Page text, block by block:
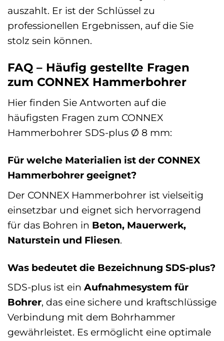
auszahlt. Er ist der Schlüssel zu
professionellen Ergebnissen, auf die Sie
stolz sein können.
FAQ – Häufig gestellte Fragen
zum CONNEX Hammerbohrer
Hier finden Sie Antworten auf die
häufigsten Fragen zum CONNEX
Hammerbohrer SDS-plus Ø 8 mm:
Für welche Materialien ist der CONNEX
Hammerbohrer geeignet?
Der CONNEX Hammerbohrer ist vielseitig
einsetzbar und eignet sich hervorragend
für das Bohren in Beton, Mauerwerk,
Naturstein und Fliesen.
Was bedeutet die Bezeichnung SDS-plus?
SDS-plus ist ein Aufnahmesystem für
Bohrer, das eine sichere und kraftschlüssige
Verbindung mit dem Bohrhammer
gewährleistet. Es ermöglicht eine optimale